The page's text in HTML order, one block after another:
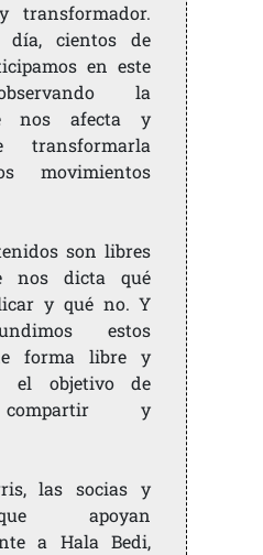
transformador.
cientos de
en este
la
nos afecta y
transformarla
son libres
nos dicta qué
y qué no. Y
estos
forma libre y
el objetivo de
y
las socias y
apoyan
a Hala Bedi,